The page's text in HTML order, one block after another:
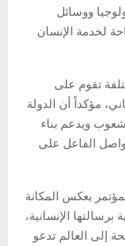
ووسائل
لخدمة الإنسان
تقوم على
مؤكداً أن الدولة
ويدعم بناء
الفاعل على
يعكس المكانة
الإنسانية،
إلى العالم تدعو